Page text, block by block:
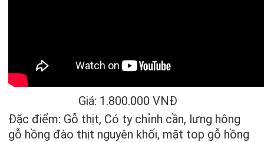
Giá: 1.800.000 VNĐ
Đặc điểm: Gỗ thịt, Có ty chỉnh cần, lưng hông
gỗ hồng đào thịt nguyên khối, mặt top gỗ hồng